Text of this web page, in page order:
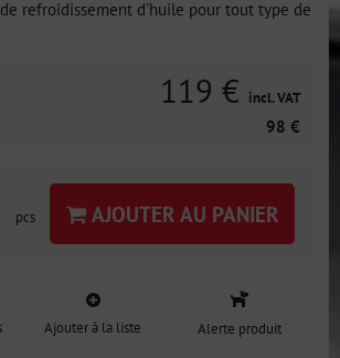
refroidissement d'huile pour tout type de
119 € incl. VAT
98 €
pcs AJOUTER AU PANIER
Ajouter à la liste Alerte produit